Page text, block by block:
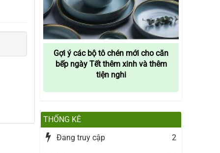
Gợi ý các bộ tô chén mới cho căn
bếp ngày Tết thêm xinh và thêm
tiện nghi
THỐNG KÊ
Đang truy cập
2